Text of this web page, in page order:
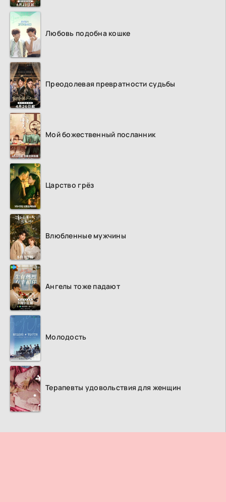
Любовь подобна кошке
Преодолевая превратности судьбы
Мой божественный посланник
Царство грёз
Влюбленные мужчины
Ангелы тоже падают
Молодость
Терапевты удовольствия для женщин